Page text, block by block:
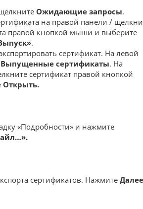
Ожидающие запросы.
на правой панели /
правой кнопкой мыши и выберите
.
сертификат. На левой
Выпущенные сертификаты. На
сертификат правой кнопкой
Открыть.
«Подробности» и нажмите
сертификатов. Нажмите Далее